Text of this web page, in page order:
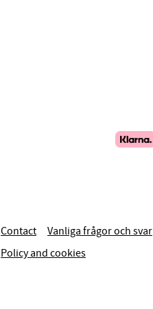
Contact Vanliga frågor och svar
Policy and cookies